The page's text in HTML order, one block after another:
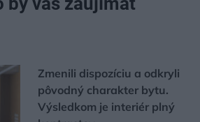
Zmenili dispozíciu a odkryli
pôvodný charakter bytu.
Výsledkom je interiér plný